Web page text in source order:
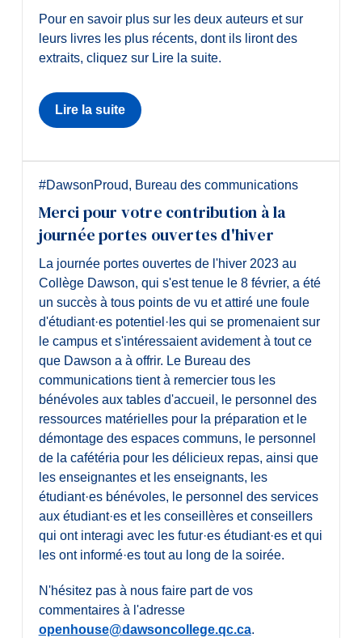
Pour en savoir plus sur les deux auteurs et sur
leurs livres les plus récents, dont ils liront des
extraits, cliquez sur Lire la suite.
Lire la suite
#DawsonProud, Bureau des communications
Merci pour votre contribution à la
journée portes ouvertes d'hiver
La journée portes ouvertes de l'hiver 2023 au
Collège Dawson, qui s'est tenue le 8 février, a été
un succès à tous points de vu et attiré une foule
d'étudiant·es potentiel·les qui se promenaient sur
le campus et s'intéressaient avidement à tout ce
que Dawson a à offrir. Le Bureau des
communications tient à remercier tous les
bénévoles aux tables d'accueil, le personnel des
ressources matérielles pour la préparation et le
démontage des espaces communs, le personnel
de la cafétéria pour les délicieux repas, ainsi que
les enseignantes et les enseignants, les
étudiant·es bénévoles, le personnel des services
aux étudiant·es et les conseillères et conseillers
qui ont interagi avec les futur·es étudiant·es et qui
les ont informé·es tout au long de la soirée.
N'hésitez pas à nous faire part de vos
commentaires à l'adresse
openhouse@dawsoncollege.qc.ca.